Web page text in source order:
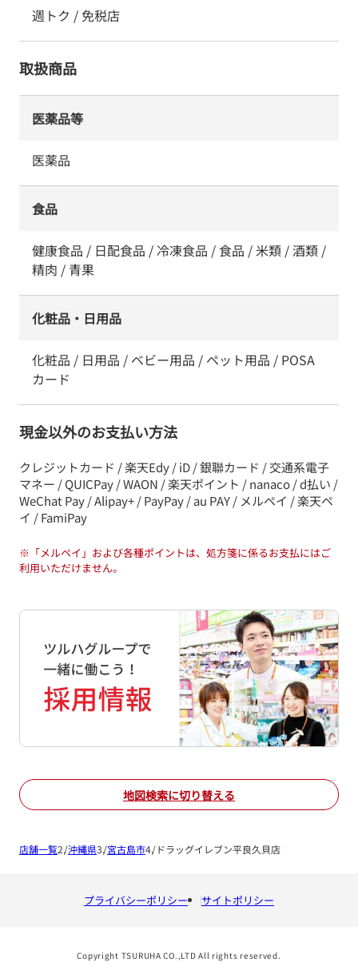
週トク / 免税店
取扱商品
医薬品等
医薬品
食品
健康食品 / 日配食品 / 冷凍食品 / 食品 / 米類 / 酒類 /
精肉 / 青果
化粧品・日用品
化粧品 / 日用品 / ベビー用品 / ペット用品 / POSA
カード
現金以外のお支払い方法
クレジットカード / 楽天Edy / iD / 銀聯カード / 交通系電子
マネー / QUICPay / WAON / 楽天ポイント / nanaco / d払い /
WeChat Pay / Alipay+ / PayPay / au PAY / メルペイ / 楽天ペ
イ / FamiPay
※ 「メルペイ」および各種ポイントは、処方箋に係るお支払にはご
利用いただけません。
地図検索に切り替える
店舗一覧 沖縄県 宮古島市 ドラッグイレブン平良久貝店
プライバシーポリシー サイトポリシー
Copyright TSURUHA CO.,LTD All rights reserved.